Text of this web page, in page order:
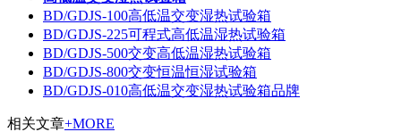
BD/GDJS-100高低温交变湿热试验箱
BD/GDJS-225可程式高低温湿热试验箱
BD/GDJS-500交变高低温湿热试验箱
BD/GDJS-800交变恒温恒湿试验箱
BD/GDJS-010高低温交变湿热试验箱品牌
相关文章+MORE